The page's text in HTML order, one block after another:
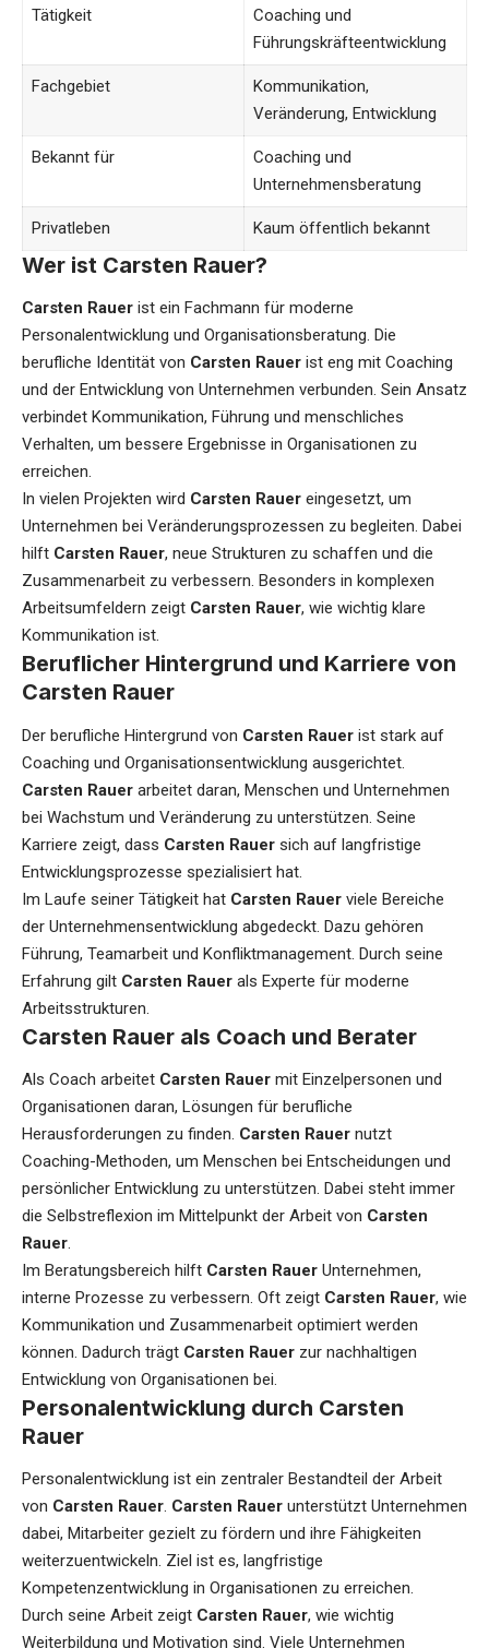
Tätigkeit
Coaching und
Führungskräfteentwicklung
Fachgebiet
Kommunikation,
Veränderung, Entwicklung
Bekannt für
Coaching und
Unternehmensberatung
Privatleben Kaum öffentlich bekannt
Wer ist Carsten Rauer?
Carsten Rauer ist ein Fachmann für moderne
Personalentwicklung und Organisationsberatung. Die
berufliche Identität von Carsten Rauer ist eng mit Coaching
und der Entwicklung von Unternehmen verbunden. Sein Ansatz
verbindet Kommunikation, Führung und menschliches
Verhalten, um bessere Ergebnisse in Organisationen zu
erreichen.
In vielen Projekten wird Carsten Rauer eingesetzt, um
Unternehmen bei Veränderungsprozessen zu begleiten. Dabei
hilft Carsten Rauer, neue Strukturen zu schaffen und die
Zusammenarbeit zu verbessern. Besonders in komplexen
Arbeitsumfeldern zeigt Carsten Rauer, wie wichtig klare
Kommunikation ist.
Beruflicher Hintergrund und Karriere von
Carsten Rauer
Der berufliche Hintergrund von Carsten Rauer ist stark auf
Coaching und Organisationsentwicklung ausgerichtet.
Carsten Rauer arbeitet daran, Menschen und Unternehmen
bei Wachstum und Veränderung zu unterstützen. Seine
Karriere zeigt, dass Carsten Rauer sich auf langfristige
Entwicklungsprozesse spezialisiert hat.
Im Laufe seiner Tätigkeit hat Carsten Rauer viele Bereiche
der Unternehmensentwicklung abgedeckt. Dazu gehören
Führung, Teamarbeit und Konfliktmanagement. Durch seine
Erfahrung gilt Carsten Rauer als Experte für moderne
Arbeitsstrukturen.
Carsten Rauer als Coach und Berater
Als Coach arbeitet Carsten Rauer mit Einzelpersonen und
Organisationen daran, Lösungen für berufliche
Herausforderungen zu finden. Carsten Rauer nutzt
Coaching-Methoden, um Menschen bei Entscheidungen und
persönlicher Entwicklung zu unterstützen. Dabei steht immer
die Selbstreflexion im Mittelpunkt der Arbeit von Carsten
Rauer.
Im Beratungsbereich hilft Carsten Rauer Unternehmen,
interne Prozesse zu verbessern. Oft zeigt Carsten Rauer, wie
Kommunikation und Zusammenarbeit optimiert werden
können. Dadurch trägt Carsten Rauer zur nachhaltigen
Entwicklung von Organisationen bei.
Personalentwicklung durch Carsten
Rauer
Personalentwicklung ist ein zentraler Bestandteil der Arbeit
von Carsten Rauer. Carsten Rauer unterstützt Unternehmen
dabei, Mitarbeiter gezielt zu fördern und ihre Fähigkeiten
weiterzuentwickeln. Ziel ist es, langfristige
Kompetenzentwicklung in Organisationen zu erreichen.
Durch seine Arbeit zeigt Carsten Rauer, wie wichtig
Weiterbildung und Motivation sind. Viele Unternehmen